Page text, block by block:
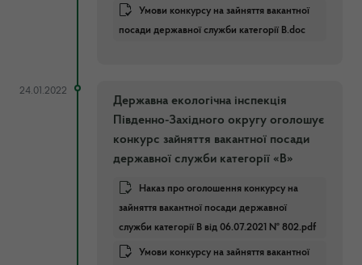
Умови конкурсу на зайняття вакантної
посади державної служби категорії В.doc
24.01.2022
Державна екологічна інспекція
Південно-Західного округу оголошує
конкурс зайняття вакантної посади
державної служби категорії «В»
Наказ про оголошення конкурсу на
зайняття вакантної посади державної
служби категорії В від 06.07.2021 № 802.pdf
Умови конкурсу на зайняття вакантної